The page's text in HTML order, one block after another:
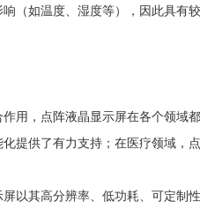
（如温度、湿度等），因此具有
用，点阵液晶显示屏在各个领域
提供了有力支持；在医疗领域，
以其高分辨率、低功耗、可定制